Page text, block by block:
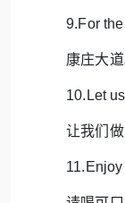
9.For the
康庄大道
10.Let us
让我们做
11.Enjoy